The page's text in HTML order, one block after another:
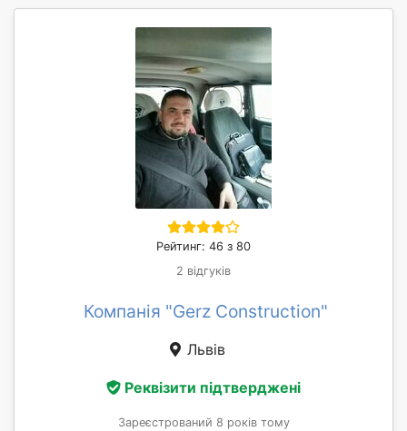
Рейтинг: 46 з 80
2 відгуків
Компанія "Gerz Construction"
Львів
Реквізити підтверджені
Зареєстрований 8 років тому